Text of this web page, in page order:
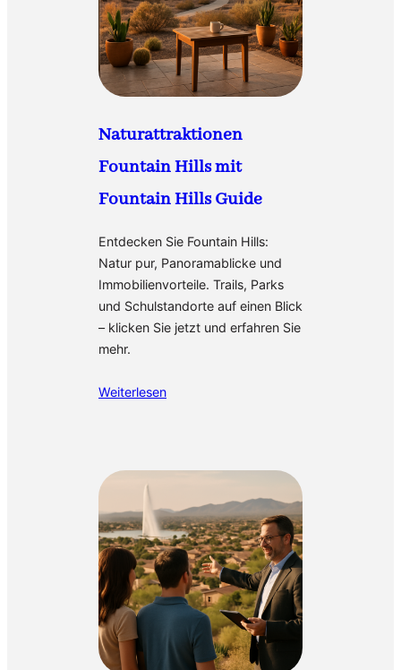
Naturattraktionen
Fountain Hills mit
Fountain Hills Guide
Entdecken Sie Fountain Hills:
Natur pur, Panoramablicke und
Immobilienvorteile. Trails, Parks
und Schulstandorte auf einen Blick
– klicken Sie jetzt und erfahren Sie
mehr.
Weiterlesen